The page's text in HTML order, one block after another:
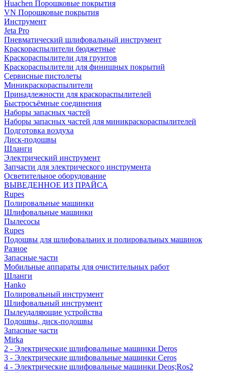
Huachen Порошковые покрытия
VN Порошковые покрытия
Инструмент
Jeta Pro
Пневматический шлифовальный инструмент
Краскораспылители бюджетные
Краскораспылители для грунтов
Краскораспылители для финишных покрытий
Сервисные пистолеты
Миникраскораспылители
Принадлежности для краскораспылителей
Быстросъёмные соединения
Наборы запасных частей
Наборы запасных частей для миникраскораспылителей
Подготовка воздуха
Диск-подошвы
Шланги
Электрический инструмент
Запчасти для электрического инструмента
Осветительное оборудование
ВЫВЕДЕННОЕ ИЗ ПРАЙСА
Rupes
Полировальные машинки
Шлифовальные машинки
Пылесосы
Rupes
Подошвы для шлифовальних и полировальных машинок
Разное
Запасные части
Мобильные аппараты для очистительных работ
Шланги
Hanko
Полировальный инструмент
Шлифовальный инструмент
Пылеудаляющие устройства
Подошвы, диск-подошвы
Запасные части
Mirka
2 - Электрические шлифовальные машинки Deros
3 - Электрические шлифовальные машинки Ceros
4 - Электрические шлифовальные машинки Deos;Ros2